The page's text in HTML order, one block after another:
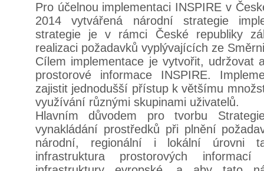
Pro účelnou implementaci INSPIRE v
2014 vytvářená národní strategie
strategie je v rámci České republiky
realizaci požadavků vyplývajících ze
Cílem implementace je vytvořit, udržovat
prostorové informace INSPIRE.
zajistit jednodušší přístup k většímu
využívání různými skupinami uživatelů.
Hlavním důvodem pro tvorbu
vynakládání prostředků při plnění
národní, regionální i lokální úrovni
infrastruktura prostorových